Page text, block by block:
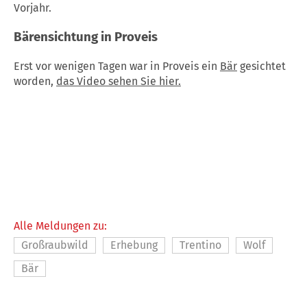
Vorjahr.
Bärensichtung in Proveis
Erst vor wenigen Tagen war in Proveis ein Bär gesichtet
worden, das Video sehen Sie hier.
Alle Meldungen zu:
Großraubwild
Erhebung Trentino
Wolf
Bär